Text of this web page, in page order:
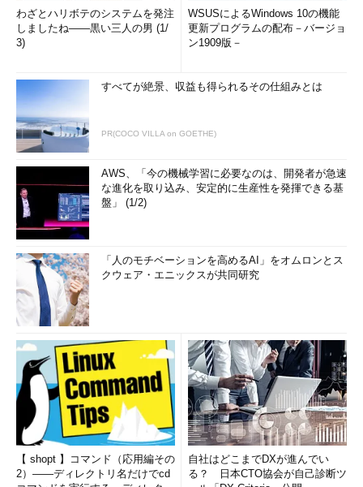
わざとハリボテのシステムを発注
しましたね――黒い三人の男 (1/
3)
WSUSによるWindows 10の機能
更新プログラムの配布－バージョ
ン1909版－
すべてが絶景、収益も得られるその仕組みとは
PR(COCO VILLA on GOETHE)
AWS、「今の機械学習に必要なのは、開発者が急速
な進化を取り込み、安定的に生産性を発揮できる基
盤」 (1/2)
「人のモチベーションを高めるAI」をオムロンとス
クウェア・エニックスが共同研究
【 shopt 】コマンド（応用編その
2）――ディレクトリ名だけでcd
自社はどこまでDXが進んでい
る？ 日本CTO協会が自己診断ツ